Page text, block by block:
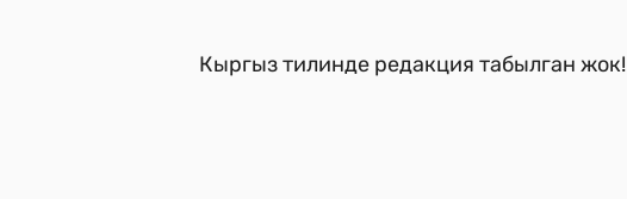
Кыргыз тилинде редакция табылган жок!